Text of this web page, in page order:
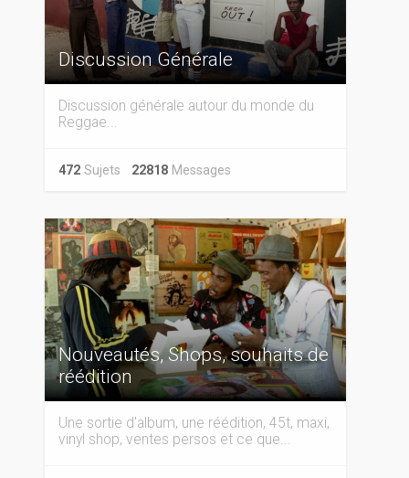
Discussion Générale
Discussion générale autour du monde du
Reggae...
472Sujets 22818Messages
Nouveautés, Shops, souhaits de
réédition
Une sortie d'album, une réédition, 45t, maxi,
vinyl shop, ventes persos et ce que...